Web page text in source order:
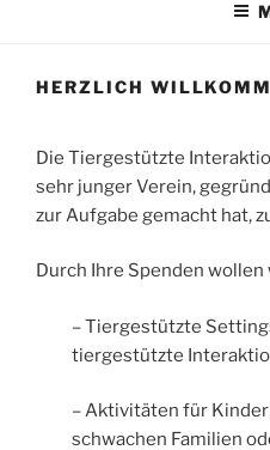
HERZLICH
Die Tiergestützte
sehr junger Verein,
zur Aufgabe gemacht hat,
Durch Ihre Spenden wollen
– Tiergestützte
tiergestützte
– Aktivitäten für
schwachen Familien